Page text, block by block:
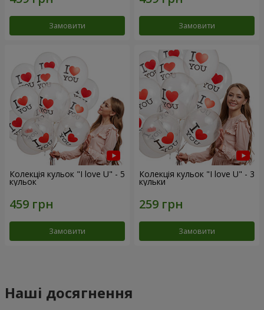
Замовити Замовити
Колекція кульок "I love U" - 5
кульок
Замовити
Колекція кульок "I love U" - 3
кульки
Замовити
Наші досягнення